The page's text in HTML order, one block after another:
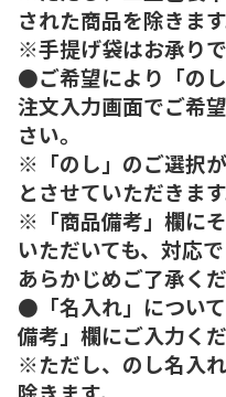
された商品を除きます
※手提げ袋はお承りで
●ご希望により「の
注文入力画面でご希
さい。
※「のし」のご選択
とさせていただきます
※「商品備考」欄に
いただいても、対応
あらかじめご了承くだ
●「名入れ」につい
備考」欄にご入力くだ
※ただし、のし名入